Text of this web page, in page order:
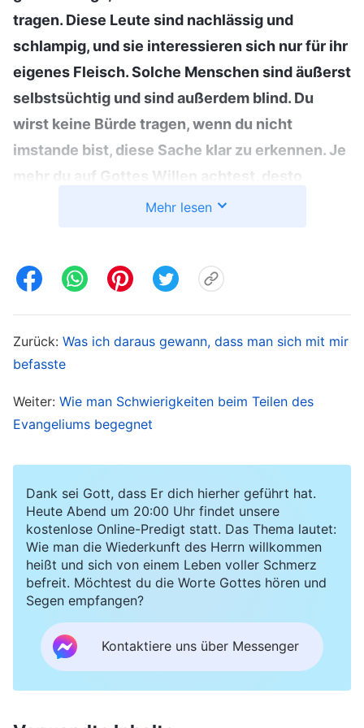
tragen. Diese Leute sind nachlässig und
schlampig, und sie interessieren sich nur für ihr
eigenes Fleisch. Solche Menschen sind äußerst
selbstsüchtig und sind außerdem blind. Du
wirst keine Bürde tragen, wenn du nicht
imstande bist, diese Sache klar zu erkennen. Je
mehr du auf Gottes Willen achtest, desto
größer die Bürde, die Er dir anvertrauen wird.
bereit, den Preis zu zahlen, und infolgedessen
nicht selbst? Wenn du jemand bist, der auf
für die Kirche entfalten. Anstatt dies eine Bürde
zu nennen, die du für die Kirche trägst, wäre es
im Grunde besser, es eine Bürde zu nennen, die
du im Interesse deines eigenen Lebens trägst –
denn der Zweck dieser Bürde, die du für die
Kirche entfaltest, ist, dass du solche
Erfahrungen verwendest, um von Gott
vervollkommnet zu werden. Wer auch immer
immer eine Bürde trägt, um in das Leben
einzutreten – diese Menschen werden folglich
jene sein, die von Gott vervollkommnet werden.
Hast du das klar erkannt? Wenn die Kirche, bei
Mehr lesen
Zurück: Was ich daraus gewann, dass man sich mit mir
befasste
Weiter: Wie man Schwierigkeiten beim Teilen des
Evangeliums begegnet
Dank sei Gott, dass Er dich hierher geführt hat.
Heute Abend um 20:00 Uhr findet unsere
kostenlose Online-Predigt statt. Das Thema lautet:
Wie man die Wiederkunft des Herrn willkommen
heißt und sich von einem Leben voller Schmerz
befreit. Möchtest du die Worte Gottes hören und
Segen empfangen?
Kontaktiere uns über Messenger